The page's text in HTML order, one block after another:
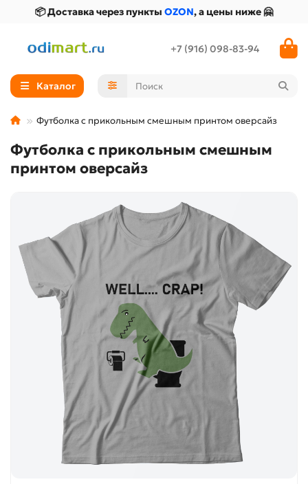
📦 Доставка через пункты OZON, а цены ниже 🤗
+7 (916) 098-83-94
Каталог
Футболка с прикольным смешным принтом оверсайз
Футболка с прикольным смешным
принтом оверсайз